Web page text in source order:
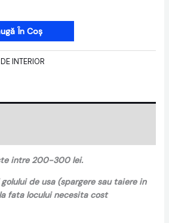
În Coș
INTERIOR
intre 200-300 lei.
de usa (spargere sau taiere in
fata locului necesita cost